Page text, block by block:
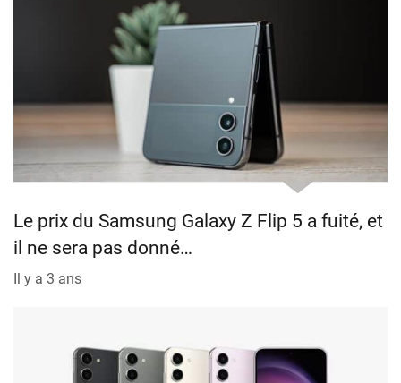
Le prix du Samsung Galaxy Z Flip 5 a fuité, et
il ne sera pas donné…
Il y a 3 ans